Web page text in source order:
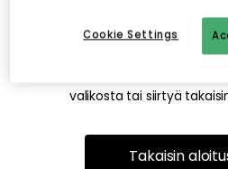
Tämä voi johtua siitä, että sivua
on siirretty muualle.
valikosta tai siirtyä
Takaisin
Cookie Settings